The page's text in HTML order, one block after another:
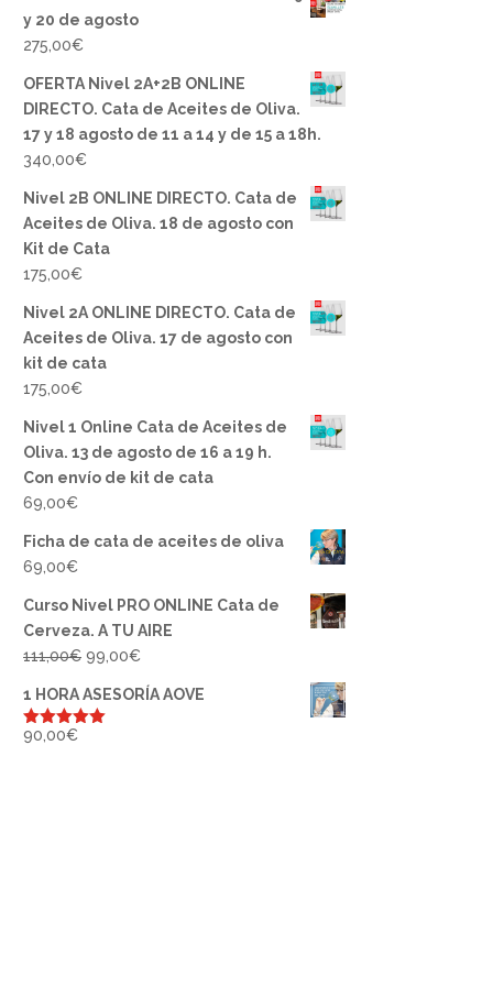
y 20 de agosto
275,00€
OFERTA Nivel 2A+2B ONLINE
DIRECTO. Cata de Aceites de Oliva.
17 y 18 agosto de 11 a 14 y de 15 a 18h.
340,00€
Nivel 2B ONLINE DIRECTO. Cata de
Aceites de Oliva. 18 de agosto con
Kit de Cata
175,00€
Nivel 2A ONLINE DIRECTO. Cata de
Aceites de Oliva. 17 de agosto con
kit de cata
175,00€
Nivel 1 Online Cata de Aceites de
Oliva. 13 de agosto de 16 a 19 h.
Con envío de kit de cata
69,00€
Ficha de cata de aceites de oliva
69,00€
Curso Nivel PRO ONLINE Cata de
Cerveza. A TU AIRE
111,00€ El
original
99,00€
actual
1 HORA ASESORÍA AOVE
Valorado
90,00€